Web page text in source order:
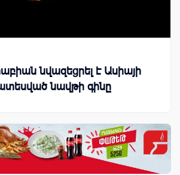
նվազեցրել է Ասիայի
նավթի գինը